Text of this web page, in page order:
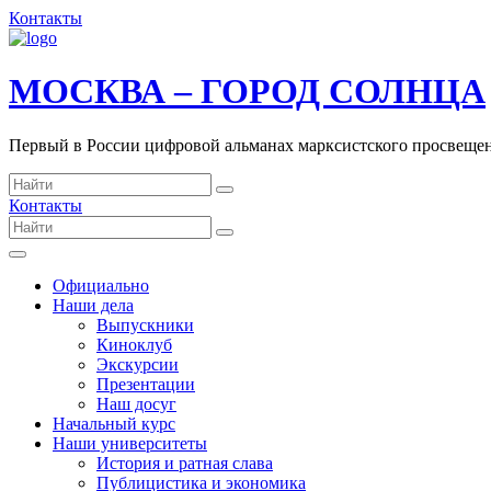
Контакты
МОСКВА – ГОРОД СОЛНЦА
Первый в России цифровой альманах марксистского
Контакты
Официально
Наши дела
Выпускники
Киноклуб
Экскурсии
Презентации
Наш досуг
Начальный курс
Наши университеты
История и ратная слава
Публицистика и экономика